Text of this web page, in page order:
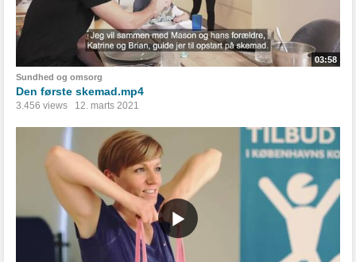
03:58
Sundhed og omsorg
Den første skemad.mp4
3.456 views 12. marts 2021